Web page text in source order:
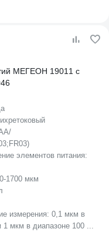
МЕГЕОН 19011 с
элементов питания:
0-1700 мкм
измерения: 0,1 мкм в
мкм в диапазоне 100 ...